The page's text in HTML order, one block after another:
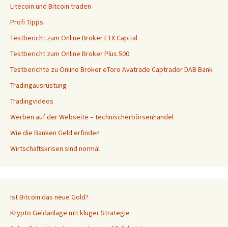
Litecoin und Bitcoin traden
Profi Tipps
Testbericht zum Online Broker ETX Capital
Testbericht zum Online Broker Plus 500
Testberichte zu Online Broker eToro Avatrade Captrader DAB Bank
Tradingausrüstung
Tradingvideos
Werben auf der Webseite – technischerbörsenhandel
Wie die Banken Geld erfinden
Wirtschaftskrisen sind normal
Ist Bitcoin das neue Gold?
Krypto Geldanlage mit kluger Strategie